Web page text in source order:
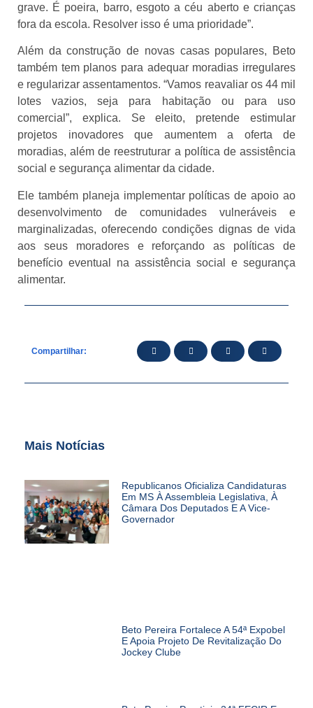
grave. É poeira, barro, esgoto a céu aberto e crianças
fora da escola. Resolver isso é uma prioridade”.
Além da construção de novas casas populares, Beto
também tem planos para adequar moradias irregulares
e regularizar assentamentos. “Vamos reavaliar os 44 mil
lotes vazios, seja para habitação ou para uso
comercial”, explica. Se eleito, pretende estimular
projetos inovadores que aumentem a oferta de
moradias, além de reestruturar a política de assistência
social e segurança alimentar da cidade.
Ele também planeja implementar políticas de apoio ao
desenvolvimento de comunidades vulneráveis e
marginalizadas, oferecendo condições dignas de vida
aos seus moradores e reforçando as políticas de
benefício eventual na assistência social e segurança
alimentar.
Compartilhar:
Mais Notícias
Republicanos Oficializa Candidaturas
Em MS À Assembleia Legislativa, À
Câmara Dos Deputados E A Vice-
Governador
Beto Pereira Fortalece A 54ª Expobel
E Apoia Projeto De Revitalização Do
Jockey Clube